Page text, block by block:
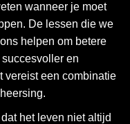
wanneer je moet
De lessen die we
helpen om betere
en
vereist een combinatie
het leven niet altijd